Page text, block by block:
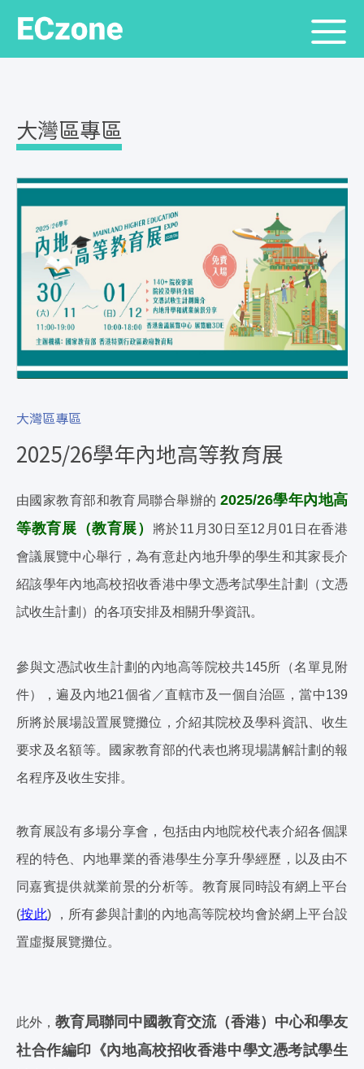
大灣區專區
大灣區專區
2025/26學年內地高等教育展
由國家教育部和教育局聯合舉辦的 2025/26學年內地高
等教育展（教育展）
將於11月30日至12月01日在香港
會議展覽中心舉行，為有意赴內地升學的學生和其家長介
紹該學年內地高校招收香港中學文憑考試學生計劃（文憑
試收生計劃）的各項安排及相關升學資訊。
參與文憑試收生計劃的內地高等院校共145所（名單見附
件），遍及內地21個省／直轄市及一個自治區，當中139
所將於展場設置展覽攤位，介紹其院校及學科資訊、收生
要求及名額等。國家教育部的代表也將現場講解計劃的報
名程序及收生安排。
教育展設有多場分享會，包括由内地院校代表介紹各個課
程的特色、内地畢業的香港學生分享升學經歷，以及由不
同嘉賓提供就業前景的分析等。教育展同時設有網上平台
(按此) ，所有參與計劃的內地高等院校均會於網上平台設
置虛擬展覽攤位。
此外， 教育局聯同中國教育交流（香港）中心和學友
社合作編印《內地高校招收香港中學文憑考試學生